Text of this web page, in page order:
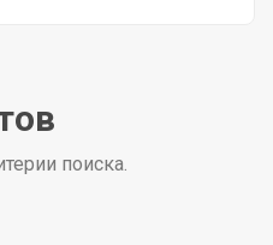
поиска.